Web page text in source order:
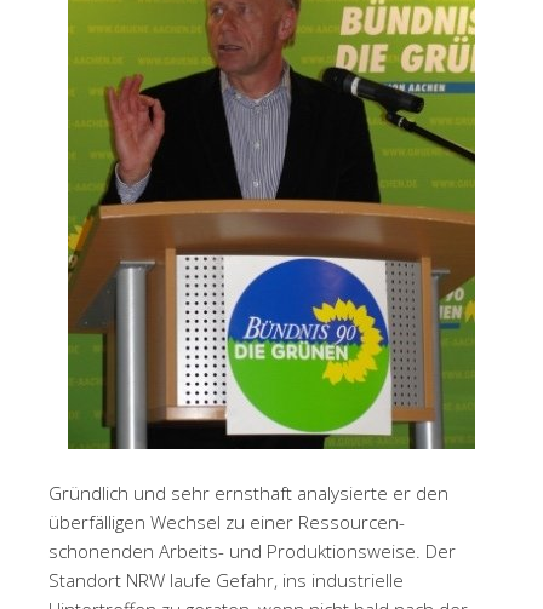
Gründlich und sehr ernsthaft analysierte er den
überfälligen Wechsel zu einer Ressourcen-
schonenden Arbeits- und Produktionsweise. Der
Standort NRW laufe Gefahr, ins industrielle